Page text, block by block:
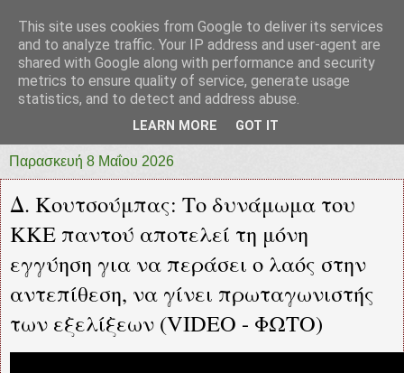
prototypia
"ΠΡΩΤΟΤΥΠΙΑ" * ΑΝΕΞΑΡΤΗΤΗ-ΗΛΕΚΤΡΟΝΙΚΗ-
Παρασκευή 8 Μαΐου 2026
Δ. Κουτσούμπας: Το δυνάμωμα του
ΚΚΕ παντού αποτελεί τη μόνη
εγγύηση για να περάσει ο λαός στην
αντεπίθεση, να γίνει πρωταγωνιστής
των εξελίξεων (VIDEO - ΦΩΤΟ)
This site uses cookies from Google to deliver its services
and to analyze traffic. Your IP address and user-agent are
shared with Google along with performance and security
metrics to ensure quality of service, generate usage
statistics, and to detect and address abuse.
LEARN MORE GOT IT